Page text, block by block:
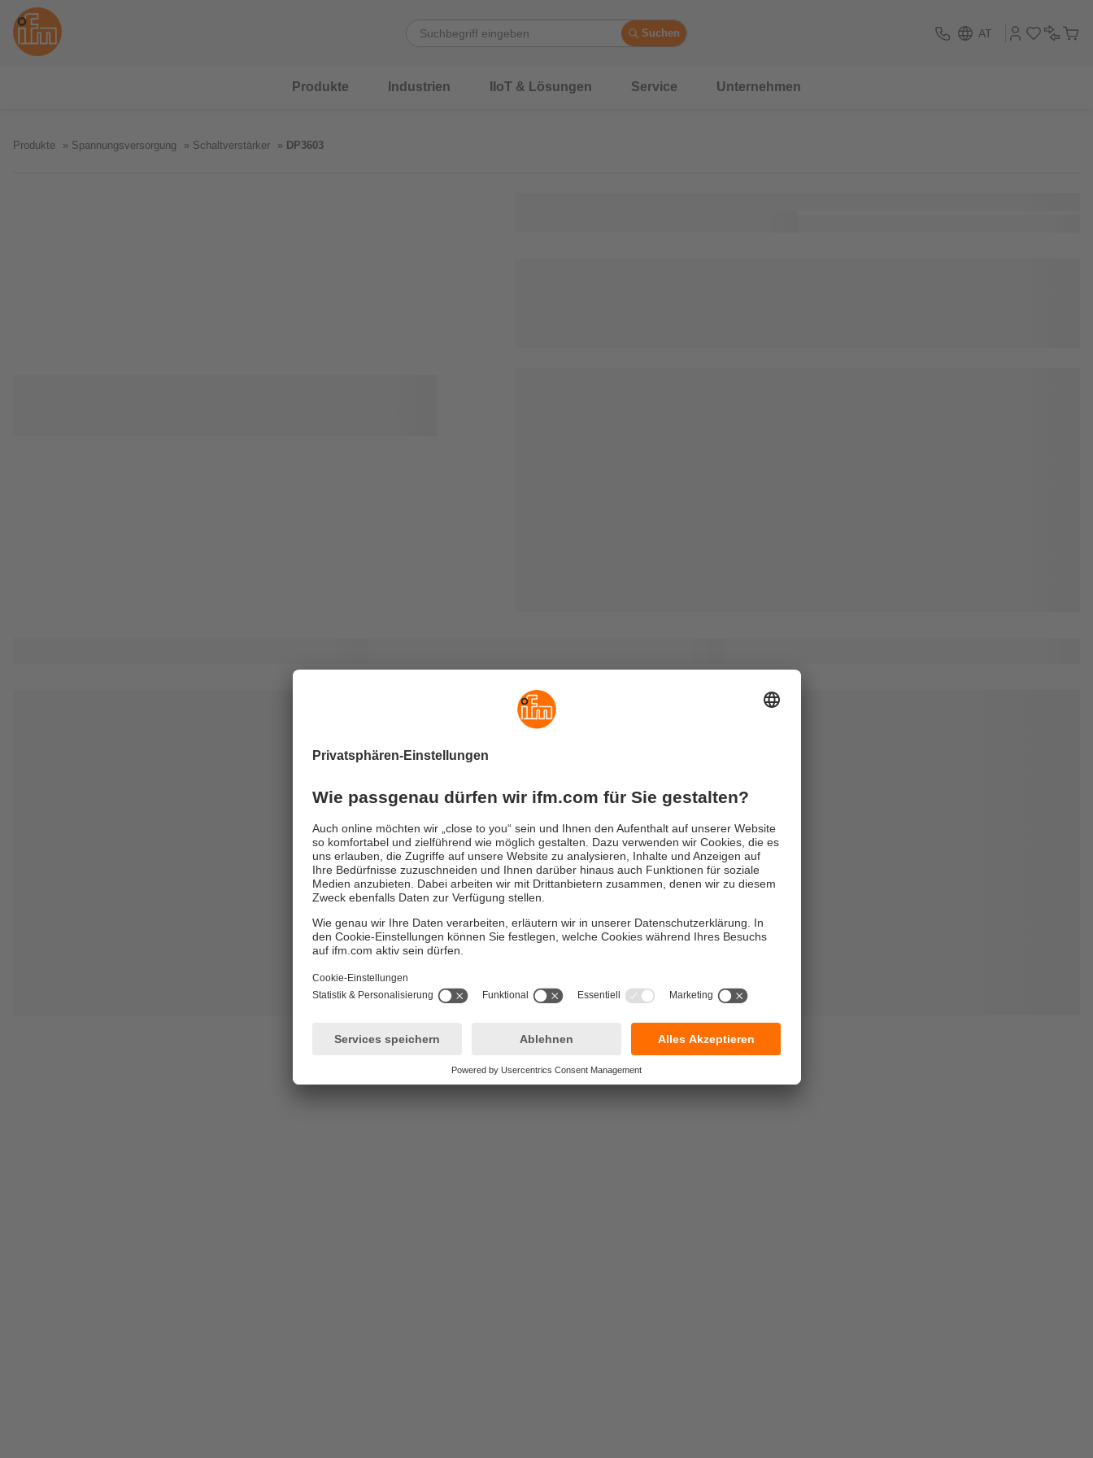
Suchen AT
Produkte Industrien IIoT & Lösungen Service Unternehmen
Produkte Spannungsversorgung Schaltverstärker DP3603